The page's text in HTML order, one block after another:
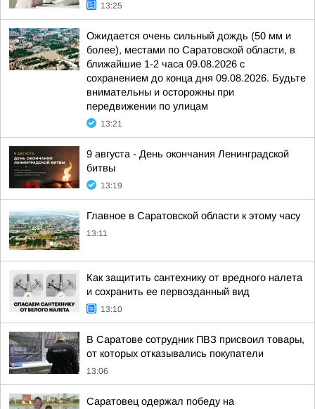
13:25
Ожидается очень сильный дождь (50 мм и
более), местами по Саратовской области, в
ближайшие 1-2 часа 09.08.2026 с
сохранением до конца дня 09.08.2026. Будьте
внимательны и осторожны при
передвижении по улицам
13:21
9 августа - День окончания Ленинградской
битвы
13:19
Главное в Саратовской области к этому часу
13:11
Как защитить сантехнику от вредного налета
и сохранить ее первозданный вид
13:10
В Саратове сотрудник ПВЗ присвоил товары,
от которых отказывались покупатели
13:06
Саратовец одержал победу на